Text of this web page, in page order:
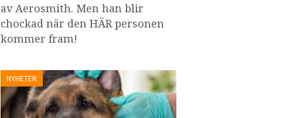
av Aerosmith. Men han blir
chockad när den HÄR personen
kommer fram!
NYHETER